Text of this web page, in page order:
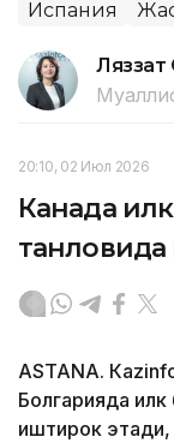
Испания
Ляззат
20:10, 02 Июл 2026
Канада
ASTANА.
Болгарияда
иштирок